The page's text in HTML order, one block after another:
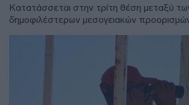
Κατατάσσεται στην τρίτη θέση μεταξύ
δημοφιλέστερων μεσογειακών